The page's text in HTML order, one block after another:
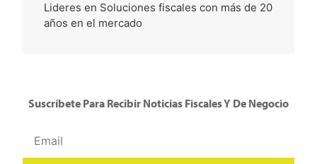
Lideres en Soluciones fiscales con más de 20
años en el mercado
Suscríbete Para Recibir Noticias Fiscales Y De Negocio